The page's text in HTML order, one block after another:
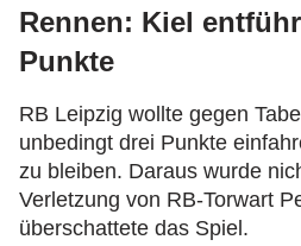
Rennen: Kiel
Punkte
RB Leipzig wollte gegen
unbedingt drei Punkte
zu bleiben. Daraus wurde
Verletzung von RB-Torwart
überschattete das Spiel.